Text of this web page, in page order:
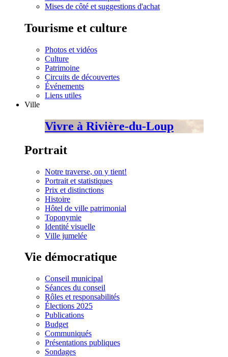
Mises de côté et suggestions d'achat
Tourisme et culture
Photos et vidéos
Culture
Patrimoine
Circuits de découvertes
Événements
Liens utiles
Ville
Vivre à Rivière-du-Loup
Portrait
Notre traverse, on y tient!
Portrait et statistiques
Prix et distinctions
Histoire
Hôtel de ville patrimonial
Toponymie
Identité visuelle
Ville jumelée
Vie démocratique
Conseil municipal
Séances du conseil
Rôles et responsabilités
Élections 2025
Publications
Budget
Communiqués
Présentations publiques
Sondages